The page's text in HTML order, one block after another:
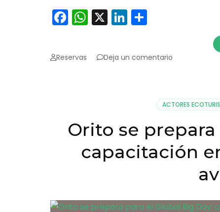
Facebook
WhatsApp
X LinkedIn
Reservas Deja un comentario
los
del
alma
ACTORES
Orito se
capacitación